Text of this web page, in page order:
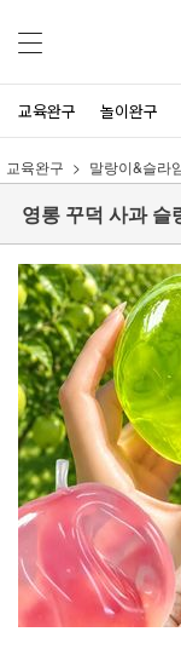
교육완구 놀이완구
교육완구 말랑이&슬라
영롱 꾸덕 사과 슬